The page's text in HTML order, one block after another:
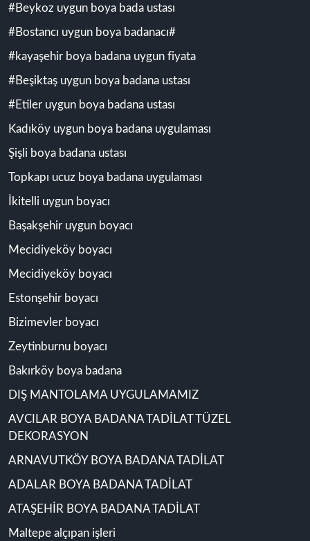
#Beykoz uygun boya bada ustası
#Bostancı uygun boya badanacı#
#kayaşehir boya badana uygun fiyata
#Beşiktaş uygun boya badana ustası
#Etiler uygun boya badana ustası
Kadıköy uygun boya badana uygulaması
Şişli boya badana ustası
Topkapı ucuz boya badana uygulaması
İkitelli uygun boyacı
Başakşehir uygun boyacı
Mecidiyeköy boyacı
Mecidiyeköy boyacı
Estonşehir boyacı
Bizimevler boyacı
Zeytinburnu boyacı
Bakırköy boya badana
DIŞ MANTOLAMA UYGULAMAMIZ
AVCILAR BOYA BADANA TADİLAT TÜZEL
DEKORASYON
ARNAVUTKÖY BOYA BADANA TADİLAT
ADALAR BOYA BADANA TADİLAT
ATAŞEHİR BOYA BADANA TADİLAT
Maltepe alçıpan işleri